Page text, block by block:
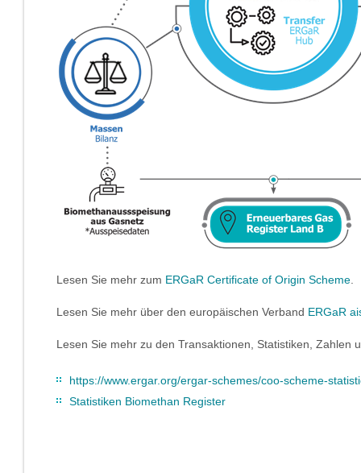
Lesen Sie mehr zum ERGaR Certificate of Origin Scheme
Lesen Sie mehr über den europäischen Verband ERGaR
Lesen Sie mehr zu den Transaktionen, Statistiken, Zahlen
https://www.ergar.org/ergar-schemes/coo-scheme-
Statistiken Biomethan Register